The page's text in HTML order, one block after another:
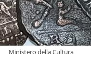
Ministero della Cultura